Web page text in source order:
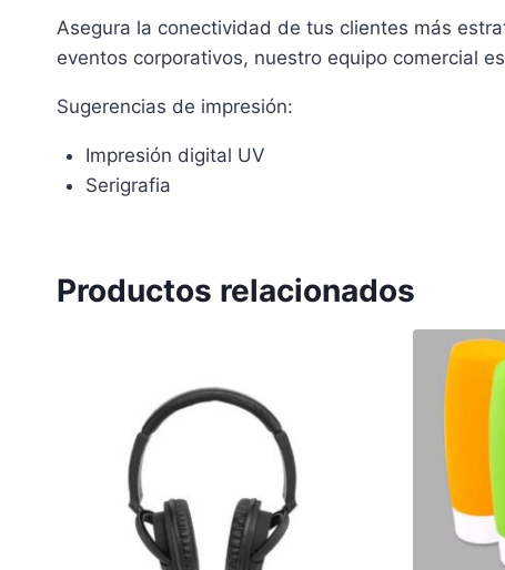
Asegura la conectividad de tus clientes más
eventos corporativos, nuestro equipo comercial
Sugerencias de impresión:
Impresión digital UV
Serigrafia
Productos relacionados